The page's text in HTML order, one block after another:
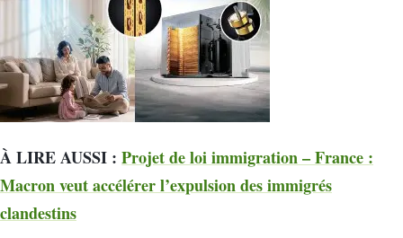
À LIRE AUSSI : Projet de loi immigration – France :
Macron veut accélérer l’expulsion des immigrés
clandestins